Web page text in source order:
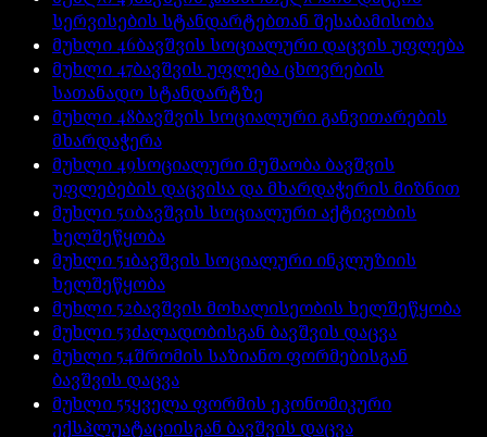
სერვისების სტანდარტებთან შესაბამისობა
მუხლი 46ბავშვის სოციალური დაცვის უფლება
მუხლი 47ბავშვის უფლება ცხოვრების
სათანადო სტანდარტზე
მუხლი 48ბავშვის სოციალური განვითარების
მხარდაჭერა
მუხლი 49სოციალური მუშაობა ბავშვის
უფლებების დაცვისა და მხარდაჭერის მიზნით
მუხლი 50ბავშვის სოციალური აქტივობის
ხელშეწყობა
მუხლი 51ბავშვის სოციალური ინკლუზიის
ხელშეწყობა
მუხლი 52ბავშვის მოხალისეობის ხელშეწყობა
მუხლი 53ძალადობისგან ბავშვის დაცვა
მუხლი 54შრომის საზიანო ფორმებისგან
ბავშვის დაცვა
მუხლი 55ყველა ფორმის ეკონომიკური
ექსპლუატაციისგან ბავშვის დაცვა